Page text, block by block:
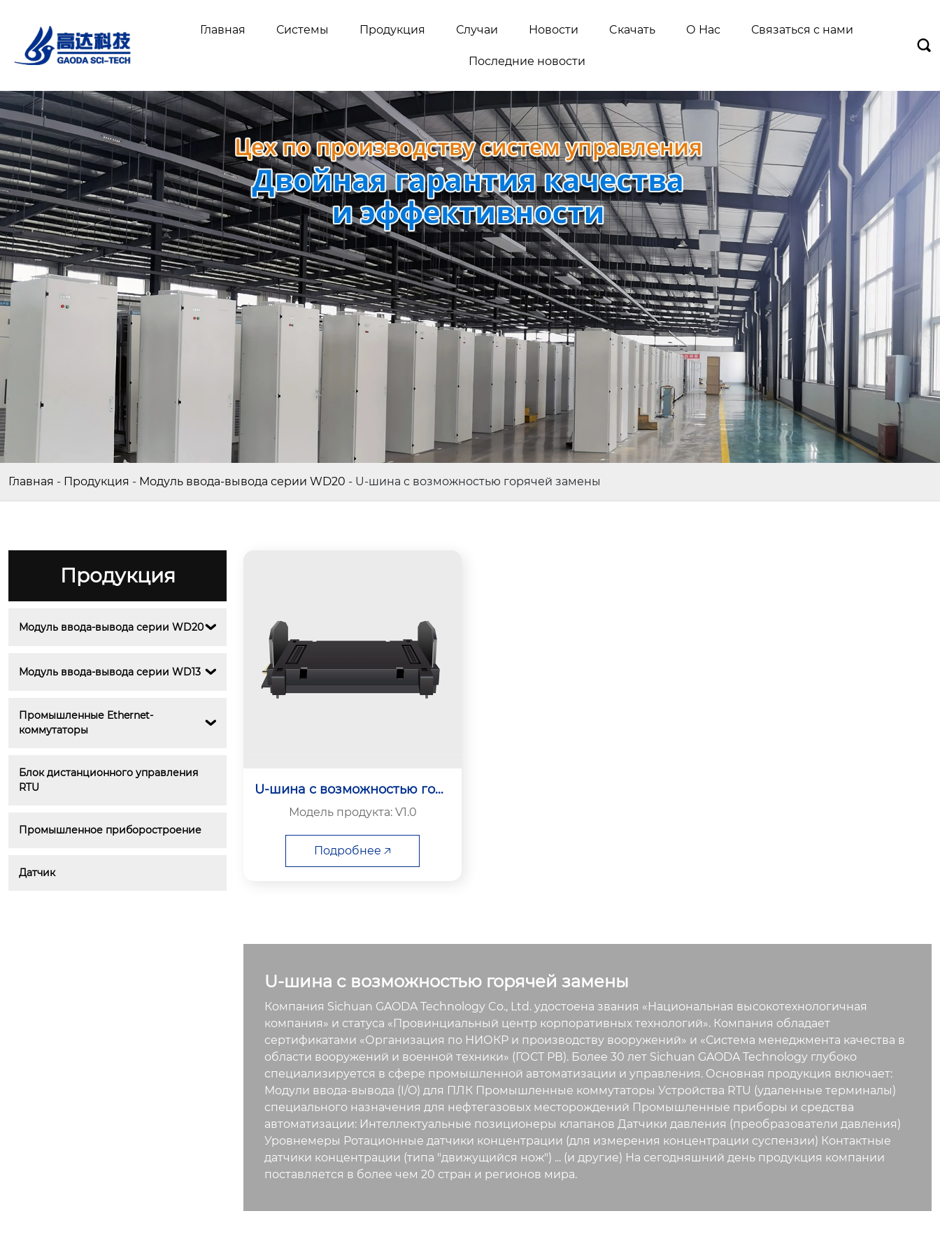
Главная Системы Продукция Случаи Новости Cкачать О Нас Связаться с нами
Последние новости

Главная - Продукция - Модуль ввода-вывода серии WD20 - U-шина с возможностью горячей замены
Продукция
Модуль ввода-вывода серии WD20
Модуль ввода-вывода серии WD13 
Промышленные Ethernet-
коммутаторы

Блок дистанционного управления
RTU
Промышленное приборостроение
Датчик
U-шина с возможностью горя
Модель продукта: V1.0
Подробнее 🡥
U-шина с возможностью горячей замены
Компания Sichuan GAODA Technology Co., Ltd. удостоена звания «Национальная высокотехнологичная
компания» и статуса «Провинциальный центр корпоративных технологий». Компания обладает
сертификатами «Организация по НИОКР и производству вооружений» и «Система менеджмента качества в
области вооружений и военной техники» (ГОСТ РВ). Более 30 лет Sichuan GAODA Technology глубоко
специализируется в сфере промышленной автоматизации и управления. Основная продукция включает:
Модули ввода-вывода (I/O) для ПЛК Промышленные коммутаторы Устройства RTU (удаленные терминалы)
специального назначения для нефтегазовых месторождений Промышленные приборы и средства
автоматизации: Интеллектуальные позиционеры клапанов Датчики давления (преобразователи давления)
Уровнемеры Ротационные датчики концентрации (для измерения концентрации суспензии) Контактные
датчики концентрации (типа "движущийся нож") ... (и другие) На сегодняшний день продукция компании
поставляется в более чем 20 стран и регионов мира.